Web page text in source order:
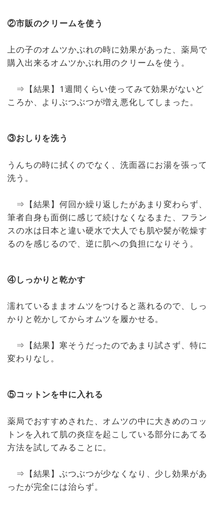
②市販のクリームを使う
上の子のオムツかぶれの時に効果があった、薬局で
購入出来るオムツかぶれ用のクリームを使う。
⇒【結果】1週間くらい使ってみて効果がないど
ころか、よりぶつぶつが増え悪化してしまった。
③おしりを洗う
うんちの時に拭くのでなく、洗面器にお湯を張って
洗う。
⇒【結果】何回か繰り返したがあまり変わらず、
筆者自身も面倒に感じて続けなくなるまた、フラン
スの水は日本と違い硬水で大人でも肌や髪が乾燥す
るのを感じるので、逆に肌への負担になりそう。
④しっかりと乾かす
濡れているままオムツをつけると蒸れるので、しっ
かりと乾かしてからオムツを履かせる。
⇒【結果】寒そうだったのであまり試さず、特に
変わりなし。
⑤コットンを中に入れる
薬局でおすすめされた、オムツの中に大きめのコッ
トンを入れて肌の炎症を起こしている部分にあてる
方法を試してみることに。
⇒【結果】ぶつぶつが少なくなり、少し効果があ
ったが完全には治らず。